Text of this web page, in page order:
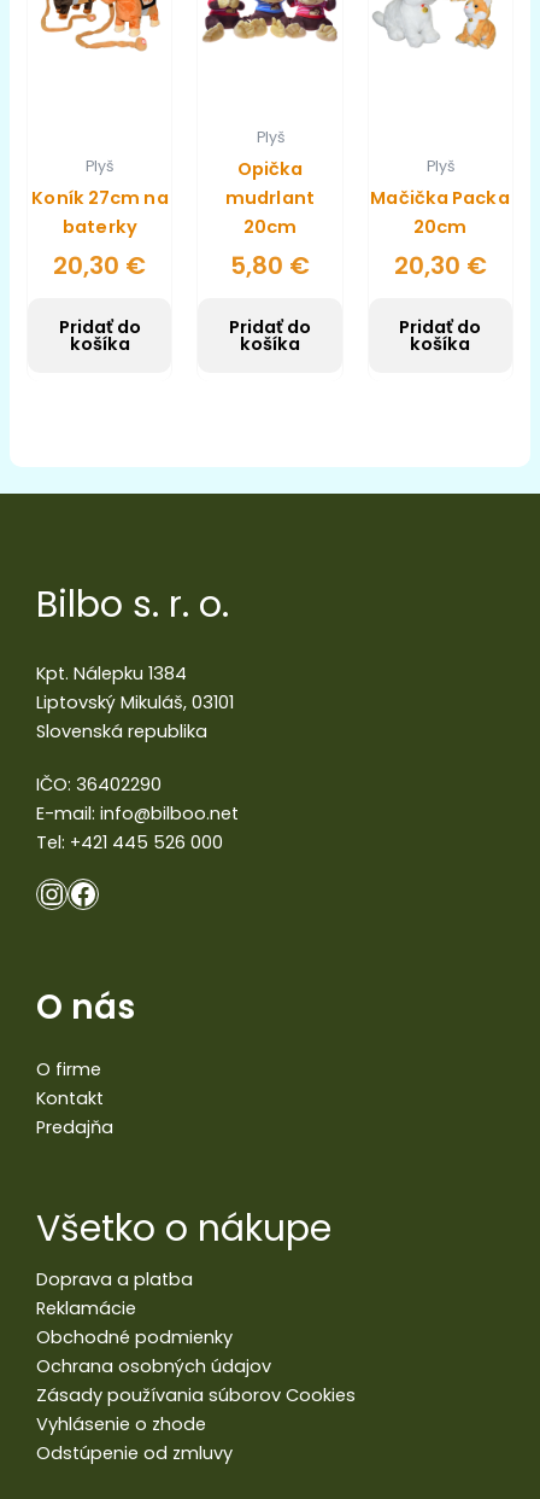
Plyš
Koník 27cm na
baterky
20,30 €
Pridať do
košíka
Plyš
Opička
mudrlant
20cm
5,80 €
Pridať do
košíka
Plyš
Mačička Packa
20cm
20,30 €
Pridať do
košíka
Bilbo s. r. o.
Kpt. Nálepku 1384
Liptovský Mikuláš, 03101
Slovenská republika
IČO: 36402290
E-mail: info@bilboo.net
Tel: +421 445 526 000
O nás
O firme
Kontakt
Predajňa
Všetko o nákupe
Doprava a platba
Reklamácie
Obchodné podmienky
Ochrana osobných údajov
Zásady používania súborov Cookies
Vyhlásenie o zhode
Odstúpenie od zmluvy